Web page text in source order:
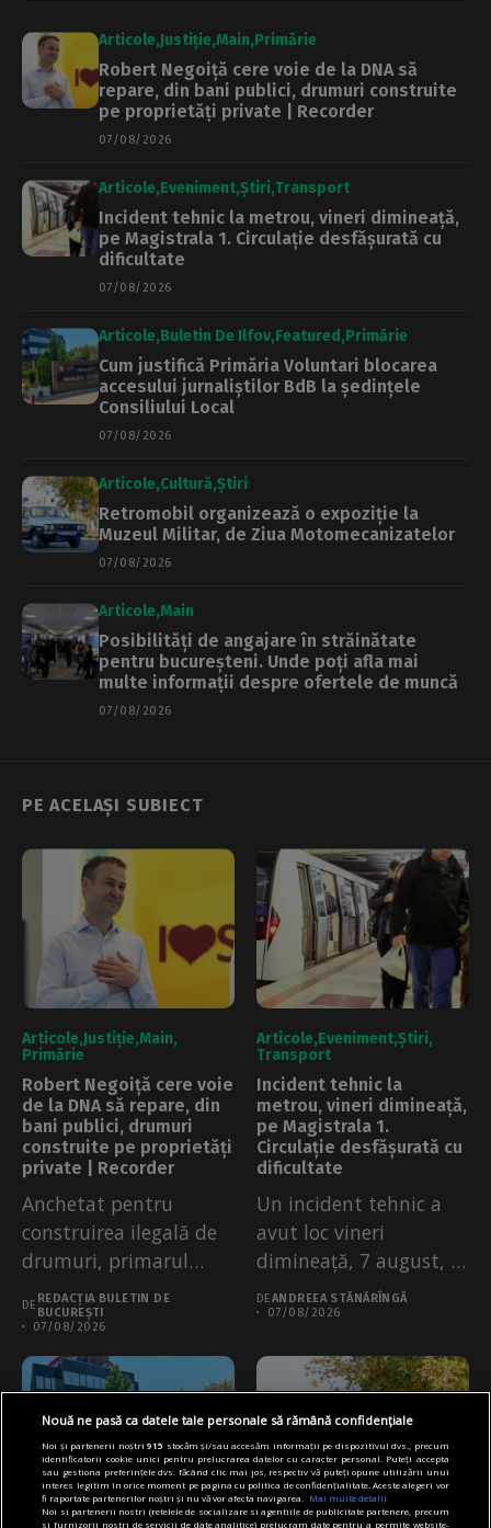
Articole Justiție Main Primărie
Robert Negoiță cere voie de la DNA să
repare, din bani publici, drumuri construite
pe proprietăți private | Recorder
07/08/2026
Articole Eveniment Știri Transport
Incident tehnic la metrou, vineri dimineață,
pe Magistrala 1. Circulație desfășurată cu
dificultate
07/08/2026
Articole Buletin De Ilfov Featured Primărie
Cum justifică Primăria Voluntari blocarea
accesului jurnaliștilor BdB la ședințele
Consiliului Local
07/08/2026
Articole Cultură Știri
Retromobil organizează o expoziție la
Muzeul Militar, de Ziua Motomecanizatelor
07/08/2026
Articole Main
Posibilități de angajare în străinătate
pentru bucureșteni. Unde poți afla mai
multe informații despre ofertele de muncă
07/08/2026
PE ACELAȘI SUBIECT
Articole Justiție Main
Primărie
Robert Negoiță cere voie
de la DNA să repare, din
bani publici, drumuri
construite pe proprietăți
private | Recorder
Anchetat pentru
construirea ilegală de
drumuri, primarul
Sectorului 3 Robert
Negoiță a...
DE REDACȚIA BULETIN DE
BUCUREȘTI
07/08/2026
Articole Eveniment Știri
Transport
Incident tehnic la
metrou, vineri dimineață,
pe Magistrala 1.
Circulație desfășurată cu
dificultate
Un incident tehnic a
avut loc vineri
dimineață, 7 august, la
metrou,...
DEANDREEA STĂNĂRÎNGĂ
07/08/2026
Nouă ne pasă ca datele tale personale să rămână confidențiale
Noi și partenerii noștri915 stocăm și/sau accesăm informații pe dispozitivul dvs., precum
identificatorii cookie unici pentru prelucrarea datelor cu caracter personal. Puteți accepta
sau gestiona preferințele dvs. făcând clic mai jos, respectiv vă puteți opune utilizării unui
interes legitim în orice moment pe pagina cu politica de confidențialitate. Aceste alegeri vor
fi raportate partenerilor noștri și nu vă vor afecta navigarea.
Mai multe detalii
Noi si partenerii nostri (retelele de socializare si agentiile de publicitate partenere, precum
si furnizorii nostri de servicii de date analitice) prelucram date pentru a permite website-